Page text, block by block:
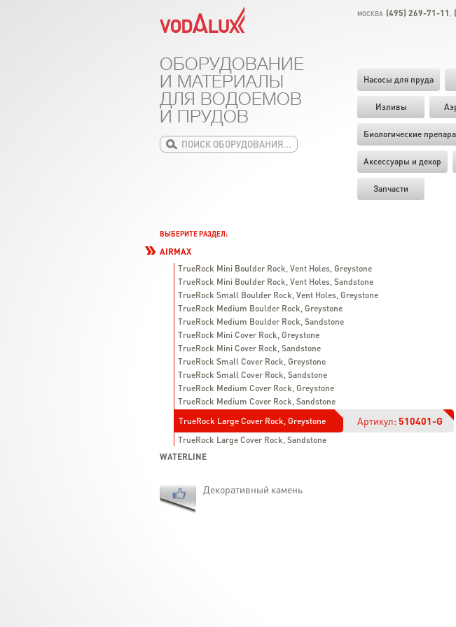
МОСКВА (495) 269-71-11
Насосы для пруда
Изливы
Биологические
Аксессуары и декор
Запчасти
ОБОРУДОВАНИЕ
И МАТЕРИАЛЫ
ДЛЯ ВОДОЕМОВ
И ПРУДОВ
ВЫБЕРИТЕ РАЗДЕЛ:
AIRMAX
TrueRock Mini Boulder Rock, Vent Holes, Greystone
TrueRock Mini Boulder Rock, Vent Holes, Sandstone
TrueRock Small Boulder Rock, Vent Holes, Greystone
TrueRock Medium Boulder Rock, Greystone
TrueRock Medium Boulder Rock, Sandstone
TrueRock Mini Cover Rock, Greystone
TrueRock Mini Cover Rock, Sandstone
TrueRock Small Cover Rock, Greystone
TrueRock Small Cover Rock, Sandstone
TrueRock Medium Cover Rock, Greystone
TrueRock Medium Cover Rock, Sandstone
TrueRock Large Cover Rock, Greystone
Артикул: 510401-G
TrueRock Large Cover Rock, Sandstone
WATERLINE
Декоративный камень